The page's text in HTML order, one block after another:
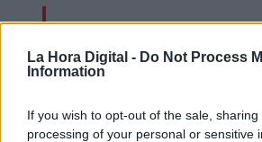
La Hora Digital - Do Not Process
Information
If you wish to opt-out of the sale,
processing of your personal or sensitive
El enredo chino y el
antiyihadista